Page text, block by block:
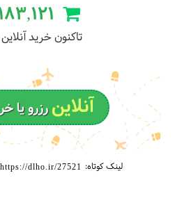
تاکنون خرید
آنلاینرزرو یا
لینک کوتاه: https://dlho.ir/27521